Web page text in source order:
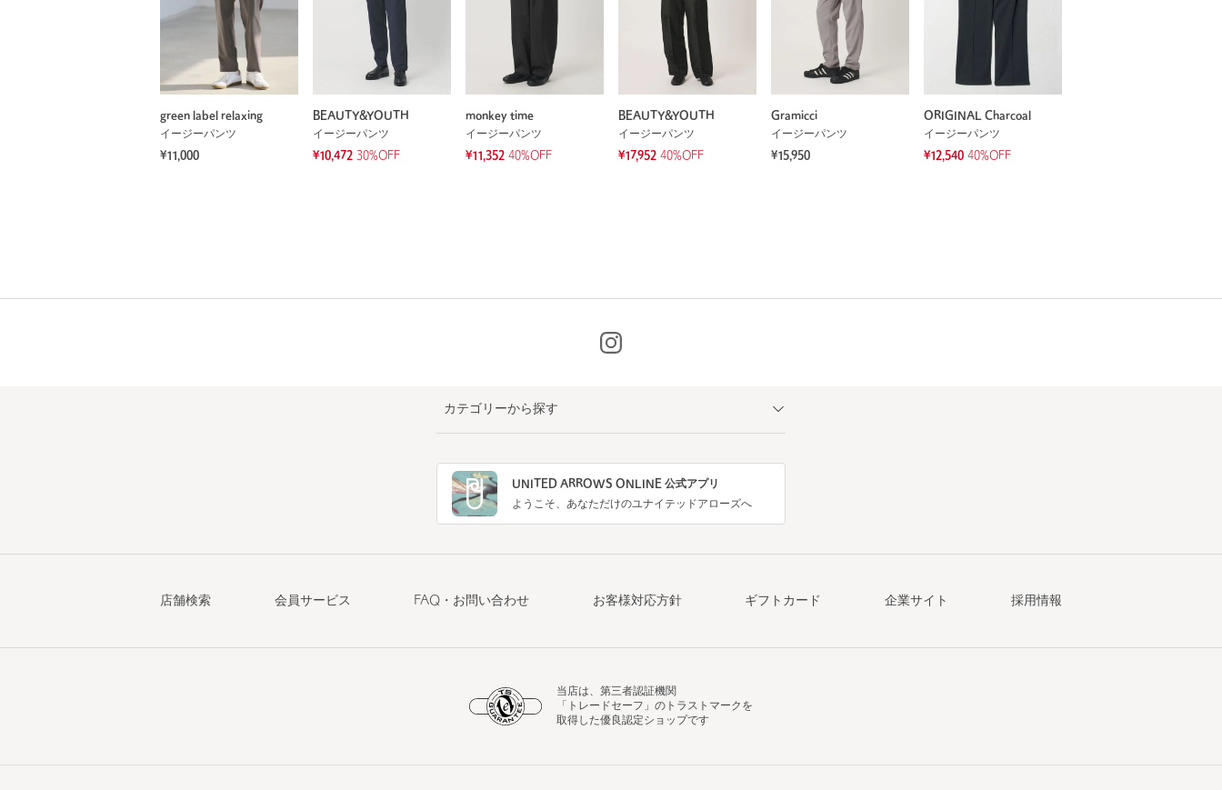
green label relaxing
イージーパンツ
¥11,000
BEAUTY&YOUTH
イージーパンツ
¥10,472 30%OFF
monkey time
イージーパンツ
¥11,352 40%OFF
BEAUTY&YOUTH
イージーパンツ
¥17,952 40%OFF
Gramicci
イージーパンツ
¥15,950
ORIGINAL Charcoal
イージーパンツ
¥12,540 40%OFF
カテゴリーから探す
UNITED ARROWS ONLINE 公式アプリ
ようこそ、あなただけのユナイテッドアローズへ
店舗検索 会員サービス FAQ・お問い合わせ お客様対応方針 ギフトカード 企業サイト 採用情報
当店は、第三者認証機関
「トレードセーフ」のトラストマークを
取得した優良認定ショップです